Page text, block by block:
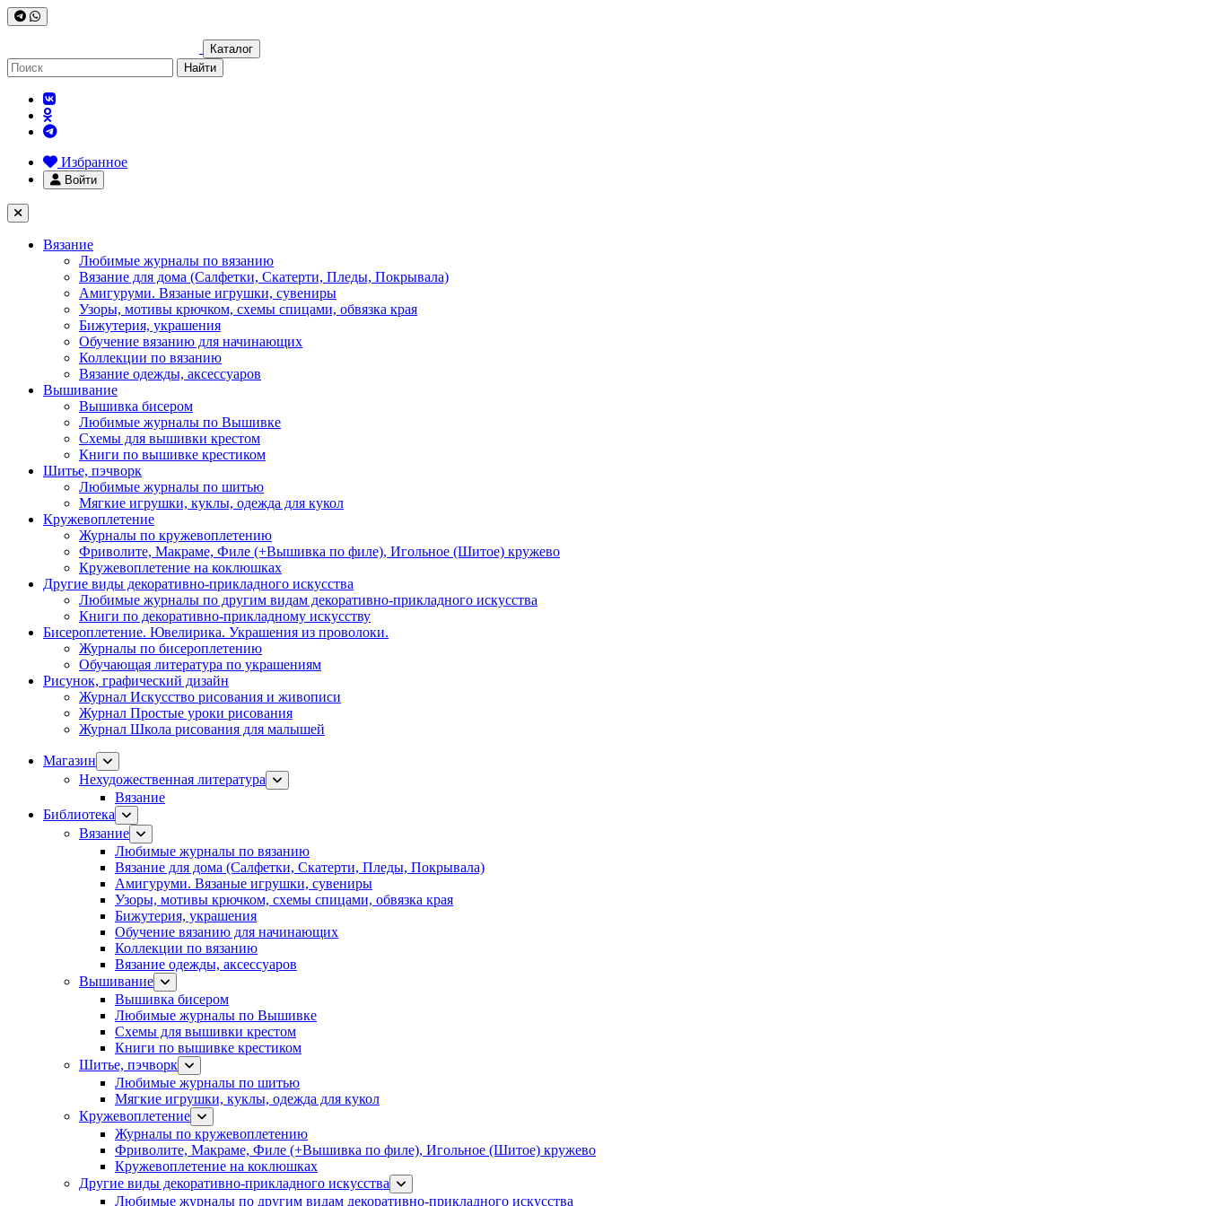
Каталог
Найти
Избранное
Войти
Вязание
Любимые журналы по вязанию
Вязание для дома (Салфетки, Скатерти, Пледы, Покрывала)
Амигуруми. Вязаные игрушки, сувениры
Узоры, мотивы крючком, схемы спицами, обвязка края
Бижутерия, украшения
Обучение вязанию для начинающих
Коллекции по вязанию
Вязание одежды, аксессуаров
Вышивание
Вышивка бисером
Любимые журналы по Вышивке
Схемы для вышивки крестом
Книги по вышивке крестиком
Шитье, пэчворк
Любимые журналы по шитью
Мягкие игрушки, куклы, одежда для кукол
Кружевоплетение
Журналы по кружевоплетению
Фриволите, Макраме, Филе (+Вышивка по филе), Игольное (Шитое) кружево
Кружевоплетение на коклюшках
Другие виды декоративно-прикладного искусства
Любимые журналы по другим видам декоративно-прикладного искусства
Книги по декоративно-прикладному искусству
Бисероплетение. Ювелирика. Украшения из проволоки.
Журналы по бисероплетению
Обучающая литература по украшениям
Рисунок, графический дизайн
Журнал Искусство рисования и живописи
Журнал Простые уроки рисования
Журнал Школа рисования для малышей
Магазин
Нехудожественная литература
Вязание
Библиотека
Вязание
Любимые журналы по вязанию
Вязание для дома (Салфетки, Скатерти, Пледы, Покрывала)
Амигуруми. Вязаные игрушки, сувениры
Узоры, мотивы крючком, схемы спицами, обвязка края
Бижутерия, украшения
Обучение вязанию для начинающих
Коллекции по вязанию
Вязание одежды, аксессуаров
Вышивание
Вышивка бисером
Любимые журналы по Вышивке
Схемы для вышивки крестом
Книги по вышивке крестиком
Шитье, пэчворк
Любимые журналы по шитью
Мягкие игрушки, куклы, одежда для кукол
Кружевоплетение
Журналы по кружевоплетению
Фриволите, Макраме, Филе (+Вышивка по филе), Игольное (Шитое) кружево
Кружевоплетение на коклюшках
Другие виды декоративно-прикладного искусства
Любимые журналы по другим видам декоративно-прикладного искусства